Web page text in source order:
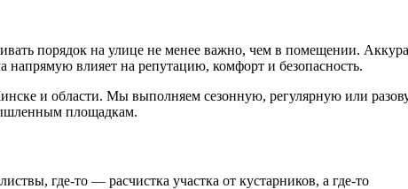
порядок на улице не менее важно, чем в помещении.
влияет на репутацию, комфорт и безопасность.
и области. Мы выполняем сезонную, регулярную или
площадкам.
где-то — расчистка участка от кустарников, а где-то